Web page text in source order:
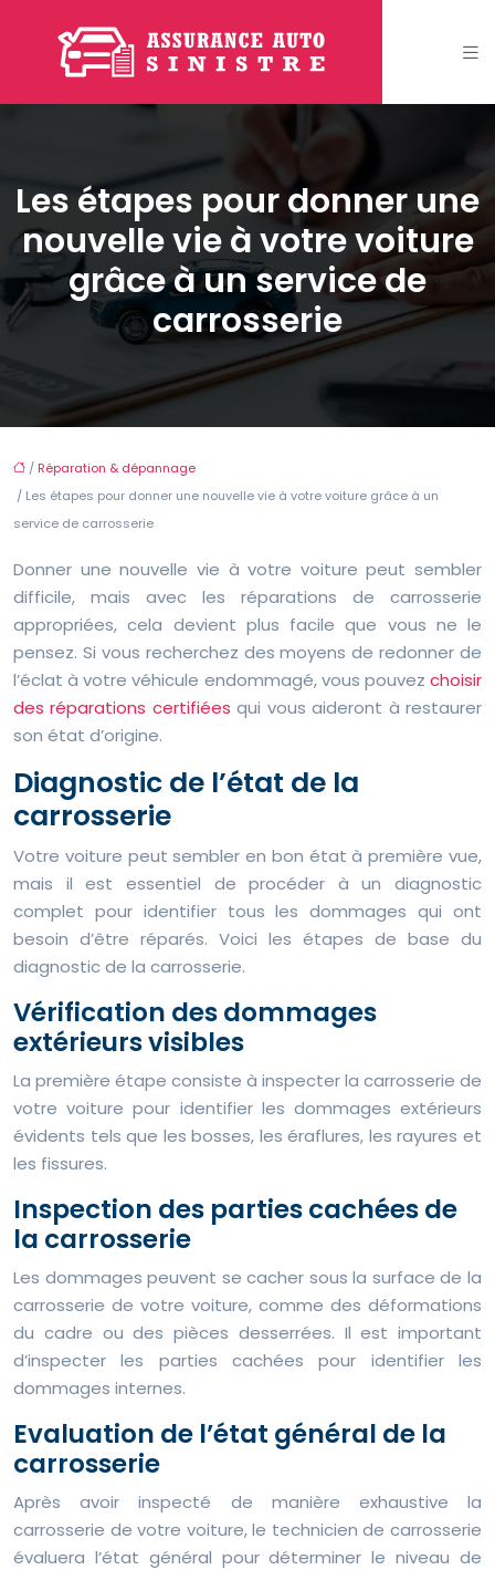
Les étapes pour donner une
nouvelle vie à votre voiture
grâce à un service de
carrosserie
/ Réparation & dépannage
/ Les étapes pour donner une nouvelle vie à votre voiture grâce à un
service de carrosserie
Donner une nouvelle vie à votre voiture peut sembler
difficile, mais avec les réparations de carrosserie
appropriées, cela devient plus facile que vous ne le
pensez. Si vous recherchez des moyens de redonner de
l’éclat à votre véhicule endommagé, vous pouvez choisir
des réparations certifiées qui vous aideront à restaurer
son état d’origine.
Diagnostic de l’état de la
carrosserie
Votre voiture peut sembler en bon état à première vue,
mais il est essentiel de procéder à un diagnostic
complet pour identifier tous les dommages qui ont
besoin d’être réparés. Voici les étapes de base du
diagnostic de la carrosserie.
Vérification des dommages
extérieurs visibles
La première étape consiste à inspecter la carrosserie de
votre voiture pour identifier les dommages extérieurs
évidents tels que les bosses, les éraflures, les rayures et
les fissures.
Inspection des parties cachées de
la carrosserie
Les dommages peuvent se cacher sous la surface de la
carrosserie de votre voiture, comme des déformations
du cadre ou des pièces desserrées. Il est important
d’inspecter les parties cachées pour identifier les
dommages internes.
Evaluation de l’état général de la
carrosserie
Après avoir inspecté de manière exhaustive la
carrosserie de votre voiture, le technicien de carrosserie
évaluera l’état général pour déterminer le niveau de